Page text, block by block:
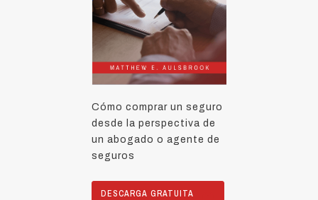
Cómo comprar un seguro
desde la perspectiva de
un abogado o agente de
seguros
DESCARGA GRATUITA